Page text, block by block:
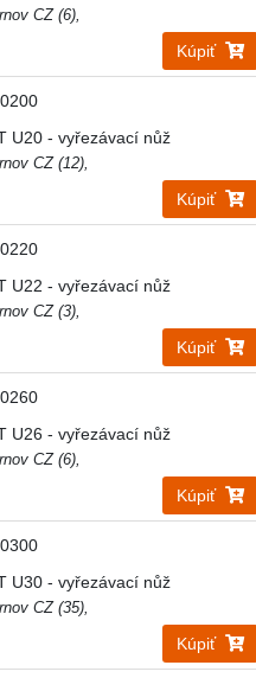
CZ (6),
Kúpiť
U20 - vyřezávací nůž
CZ (12),
Kúpiť
U22 - vyřezávací nůž
CZ (3),
Kúpiť
U26 - vyřezávací nůž
CZ (6),
Kúpiť
U30 - vyřezávací nůž
CZ (35),
Kúpiť